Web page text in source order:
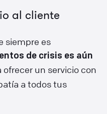
al cliente
siempre es
de crisis es aún
ofrecer un servicio con
a todos tus